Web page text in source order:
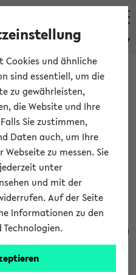
eKVV
Veranstaltungen
und nicht abhängig
Cookies und ähnliche
sind essentiell, um die
zu gewährleisten,
die Website und Ihre
Sie zustimmen,
Daten auch, um Ihre
zu messen. Sie
unter
und mit der
Auf der Seite
Informationen zu den
Technologien.